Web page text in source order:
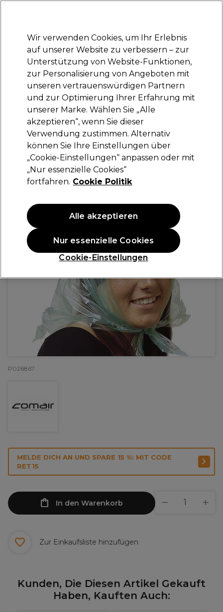
Anmelden
Marken Deals Haare Elektrogeräte Saloneinrichtung
Lieferung und Lieferzeiten
– mehr erfahren
Comair Einweghaube Grün 100Stk.
0
8,79 €
P026867
MELDE DICH AN UND SPARE 15 %: MIT CODE
RET15
In den Warenkorb
Zur Einkaufsliste hinzufügen
Kunden, Die Diesen Artikel Gekauft
Haben, Kauften Auch:
Wir verwenden Cookies, um Ihr Erlebnis
auf unserer Website zu verbessern – zur
Unterstützung von Website-Funktionen,
zur Personalisierung von Angeboten mit
unseren vertrauenswürdigen Partnern
und zur Optimierung Ihrer Erfahrung mit
unserer Marke. Wählen Sie „Alle
akzeptieren“, wenn Sie dieser
Verwendung zustimmen. Alternativ
können Sie Ihre Einstellungen über
„Cookie-Einstellungen“ anpassen oder mit
„Nur essenzielle Cookies“
fortfahren. Cookie Politik
Cookie-Einstellungen
Nur essenzielle Cookies
Alle akzeptieren